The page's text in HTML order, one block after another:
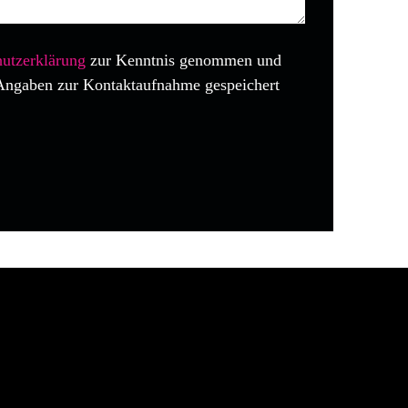
zur Kenntnis genommen und
zur Kontaktaufnahme gespeichert